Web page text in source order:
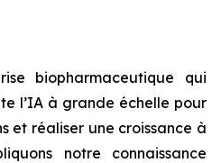
biopharmaceutique qui
l’IA à grande échelle pour
et réaliser une croissance à
notre connaissance